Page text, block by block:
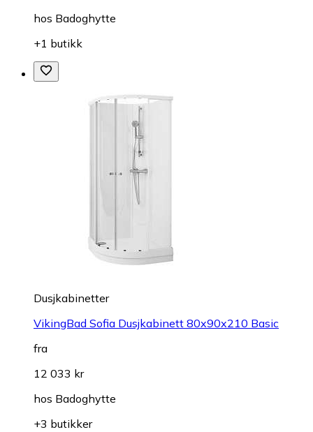
hos Badoghytte
+1 butikk
Dusjkabinetter
VikingBad Sofia Dusjkabinett 80x90x210 Basic
fra
12 033 kr
hos Badoghytte
+3 butikker